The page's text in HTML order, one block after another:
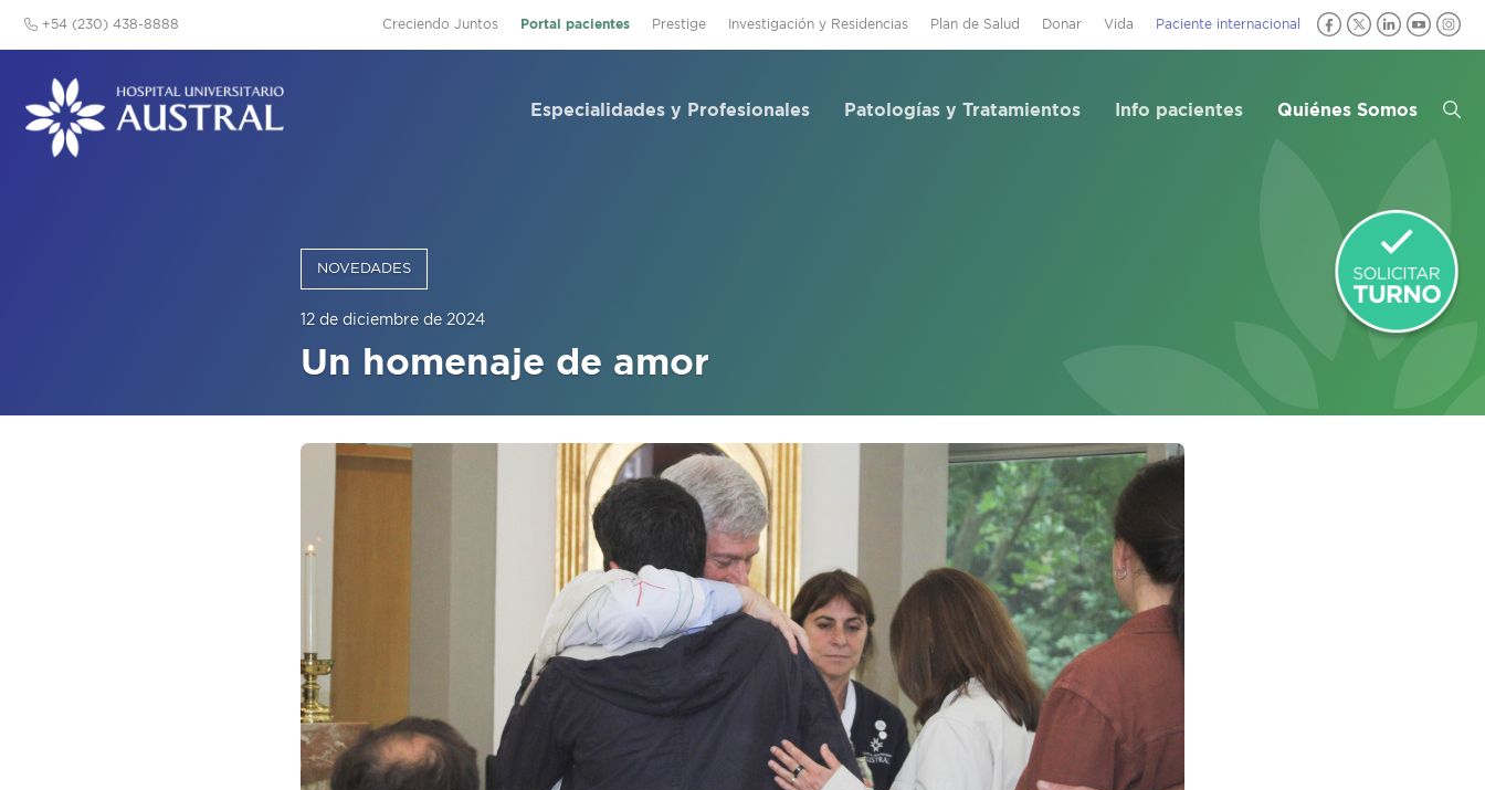
Creciendo Juntos Portal pacientes Prestige Investigación y Residencias Plan de Salud Donar Vida Paciente internacional
+54 (230) 438-8888
Especialidades y Profesionales Patologías y Tratamientos Info pacientes Quiénes Somos
NOVEDADES
12 de diciembre de 2024
Un homenaje de amor